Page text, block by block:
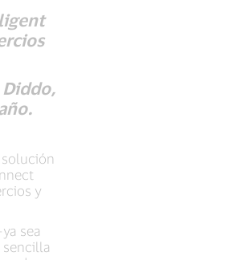
solución
y
sea